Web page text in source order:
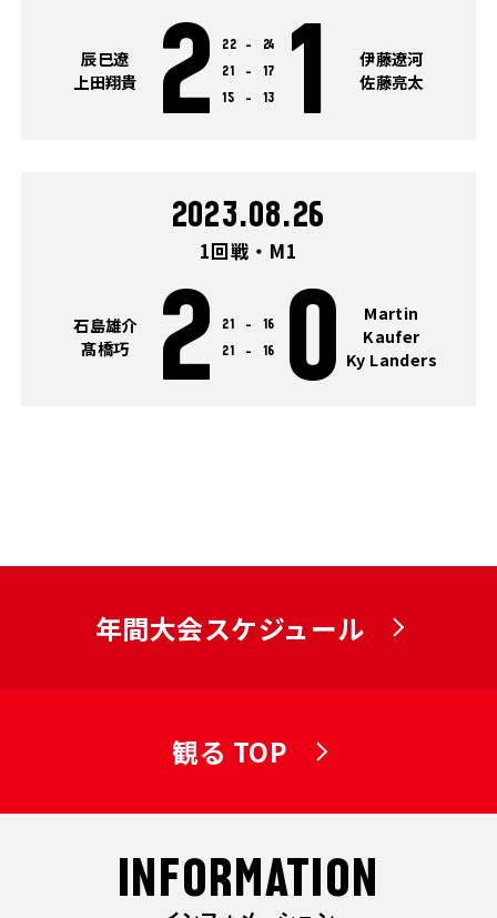
辰巳遼
上田翔貴
2 22 -
24
21
-
17
15
- 13 1
伊藤遼河
佐藤亮太
2023.08.26
1回戦・M1
石島雄介
髙橋巧
2 21 -
16
21
- 16 0
Martin
Kaufer
Ky Landers
年間大会スケジュール
観る TOP
INFORMATION